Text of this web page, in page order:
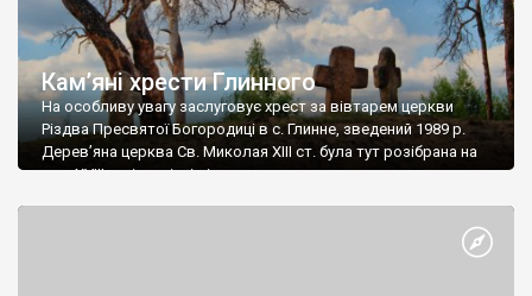
Кам’яні хрести Глинного
На особливу увагу заслуговує хрест за вівтарем церкви
Різдва Пресвятої Богородиці в с. Глинне, зведений 1989 р.
Дерев’яна церква Св. Миколая ХІІІ ст. була тут розібрана на
поч. XVIII ст. і на місці вівтаря поставили величавого